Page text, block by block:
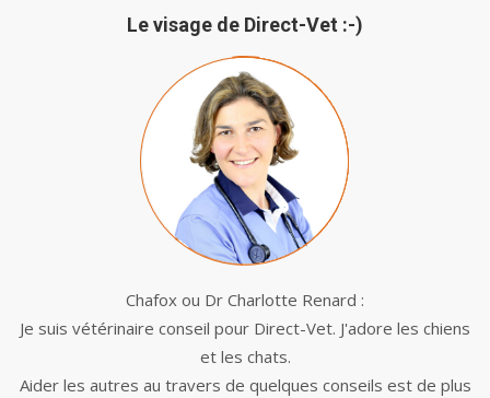
Le visage de Direct-Vet :-)
Chafox ou Dr Charlotte Renard :
Je suis vétérinaire conseil pour Direct-Vet. J'adore les chiens
et les chats.
Aider les autres au travers de quelques conseils est de plus